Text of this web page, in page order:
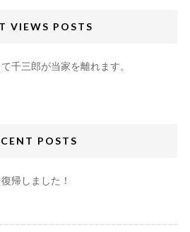
VIEWS POSTS
千三郎が当家を離れます。
POSTS
帰しました！